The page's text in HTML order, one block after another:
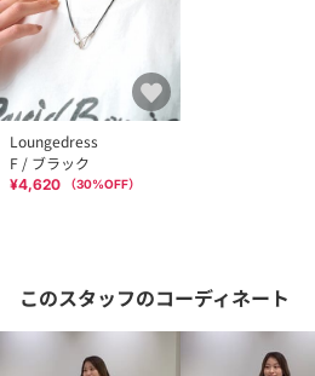
Loungedress
F / ブラック
¥4,620 （30%OFF）
このスタッフのコーディネート